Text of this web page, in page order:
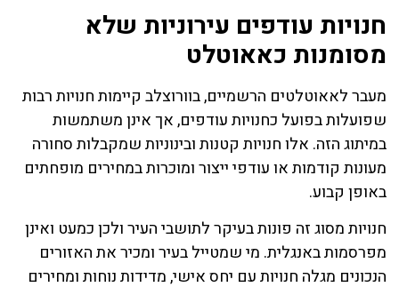
חנויות עודפים עירוניות שלא
מסומנות כאאוטלט
מעבר לאאוטלטים הרשמיים, בוורוצלב קיימות חנויות רבות
שפועלות בפועל כחנויות עודפים, אך אינן משתמשות
במיתוג הזה. אלו חנויות קטנות ובינוניות שמקבלות סחורה
מעונות קודמות או עודפי ייצור ומוכרות במחירים מופחתים
באופן קבוע.
חנויות מסוג זה פונות בעיקר לתושבי העיר ולכן כמעט ואינן
מפרסמות באנגלית. מי שמטייל בעיר ומכיר את האזורים
הנכונים מגלה חנויות עם יחס אישי, מדידות נוחות ומחירים